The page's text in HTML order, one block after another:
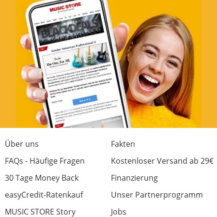
Optik
Preis/Leistung
2 von 2 fanden diese Rezension hilfreich
War diese Rezension hilfreich?
Tolle Gitarre für Einsteiger und Profis
am4.11.23
Warmer, weicher Sound.
Ich selbst spiele erst seit einem halben Jahr
und hatte keine Lust mehr auf meine
Sperrholz-Konzertgitarre. Ich war aber
Über uns
Fakten
FAQs - Häufige Fragen
Kostenloser Versand ab 29€
30 Tage Money Back
Finanzierung
easyCredit-Ratenkauf
Unser Partnerprogramm
MUSIC STORE Story
Jobs